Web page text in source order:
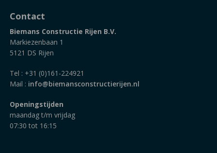
Contact
Biemans Constructie Rijen B.V.
Markiezenbaan 1
5121 DS Rijen
Tel : +31 (0)161-224921
Mail : info@biemansconstructierijen.nl
Openingstijden
maandag t/m vrijdag
07:30 tot 16:15